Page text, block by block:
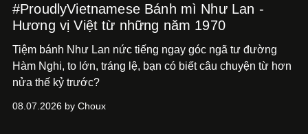
#ProudlyVietnamese Bánh mì Như Lan -
Hương vị Việt từ những năm 1970
Tiệm bánh Như Lan nức tiếng ngay góc ngã tư đường
Hàm Nghi, to lớn, tráng lệ, bạn có biết câu chuyện từ hơn
nửa thế kỷ trước?
08.07.2026 by Choux